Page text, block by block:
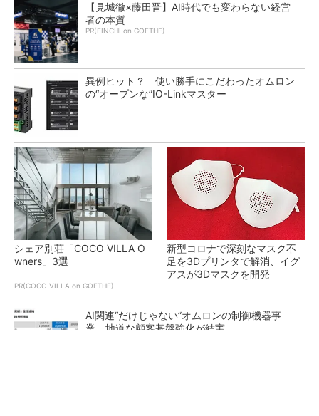
【見城徹×藤田晋】AI時代でも変わらない経営
者の本質
PR(FINCHI on GOETHE)
異例ヒット？ 使い勝手にこだわったオムロン
の“オープンな”IO-Linkマスター
シェア別荘「COCO VILLA O
wners」3選
PR(COCO VILLA on GOETHE)
新型コロナで深刻なマスク不
足を3Dプリンタで解消、イグ
アスが3Dマスクを開発
AI関連“だけじゃない”オムロンの制御機器事
業、地道な顧客基盤強化が結実